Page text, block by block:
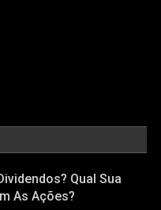
Qual Sua
As Ações?